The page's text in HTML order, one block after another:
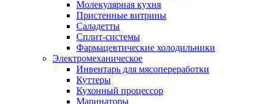
Молекулярная кухня
Пристенные витрины
Саладетты
Сплит-системы
Фармацевтические холодильники
Электромеханическое
Инвентарь для мясопереработки
Куттеры
Кухонный процессор
Маринаторы